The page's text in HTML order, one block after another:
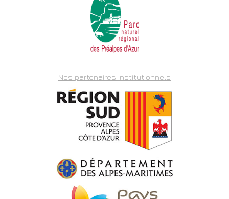
Nos partenaires institutionnels